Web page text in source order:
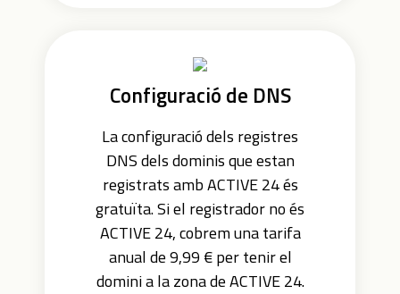
Configuració de DNS
La configuració dels registres
DNS dels dominis que estan
registrats amb ACTIVE 24 és
gratuïta. Si el registrador no és
ACTIVE 24, cobrem una tarifa
anual de 9,99 € per tenir el
domini a la zona de ACTIVE 24.